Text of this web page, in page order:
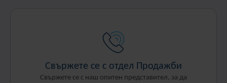
Свържете се с отдел Продажби
Свържете се с наш опитен представител, за да